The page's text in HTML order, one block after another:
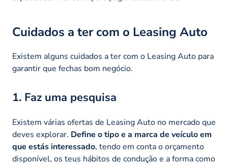
Cuidados a ter com o Leasing Auto
Existem alguns cuidados a ter com o Leasing Auto para
garantir que fechas bom negócio.
1. Faz uma pesquisa
Existem várias ofertas de Leasing Auto no mercado que
deves explorar. Define o tipo e a marca de veículo em
que estás interessado, tendo em conta o orçamento
disponível, os teus hábitos de condução e a forma como